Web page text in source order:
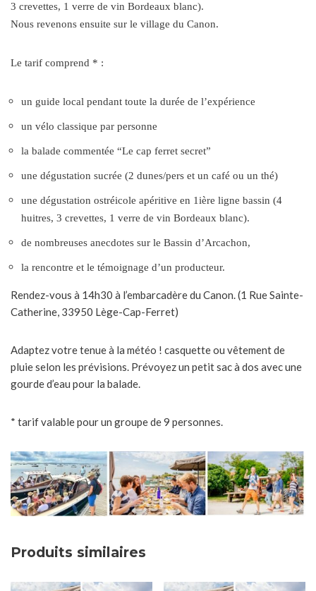
3 crevettes, 1 verre de vin Bordeaux blanc).
Nous revenons ensuite sur le village du Canon.
Le tarif comprend * :
un guide local pendant toute la durée de l’expérience
un vélo classique par personne
la balade commentée “Le cap ferret secret”
une dégustation sucrée (2 dunes/pers et un café ou un thé)
une dégustation ostréicole apéritive en 1ière ligne bassin (4
huitres, 3 crevettes, 1 verre de vin Bordeaux blanc).
de nombreuses anecdotes sur le Bassin d’Arcachon,
la rencontre et le témoignage d’un producteur.
Rendez-vous à 14h30 à l’embarcadère du Canon. (1 Rue Sainte-
Catherine, 33950 Lège-Cap-Ferret)
Adaptez votre tenue à la météo ! casquette ou vêtement de
pluie selon les prévisions. Prévoyez un petit sac à dos avec une
gourde d’eau pour la balade.
* tarif valable pour un groupe de 9 personnes.
Produits similaires